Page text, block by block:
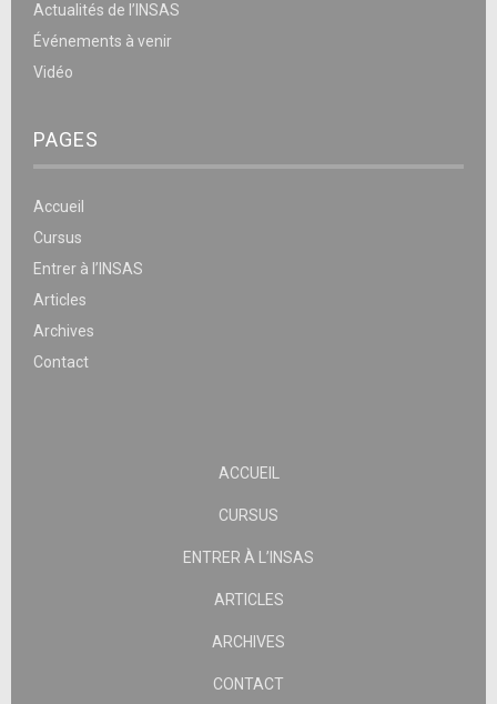
Actualités de l’INSAS
Événements à venir
Vidéo
PAGES
Accueil
Cursus
Entrer à l’INSAS
Articles
Archives
Contact
ACCUEIL
CURSUS
ENTRER À L’INSAS
ARTICLES
ARCHIVES
CONTACT